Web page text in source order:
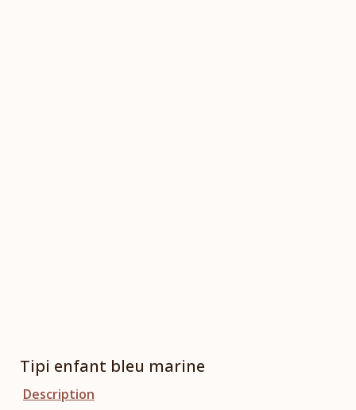
Tipi enfant bleu marine
Description